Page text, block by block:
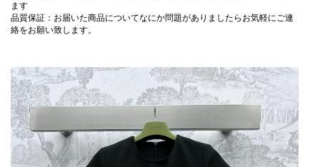
ます
品質保証：お届いた商品についてなにか問題がありましたらお気軽にご連
絡をお願い致します。